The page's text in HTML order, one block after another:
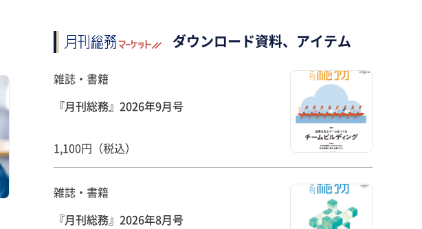
ダウンロード資料、アイテム
雑誌・書籍
『月刊総務』2026年9月号
1,100円（税込）
雑誌・書籍
『月刊総務』2026年8月号